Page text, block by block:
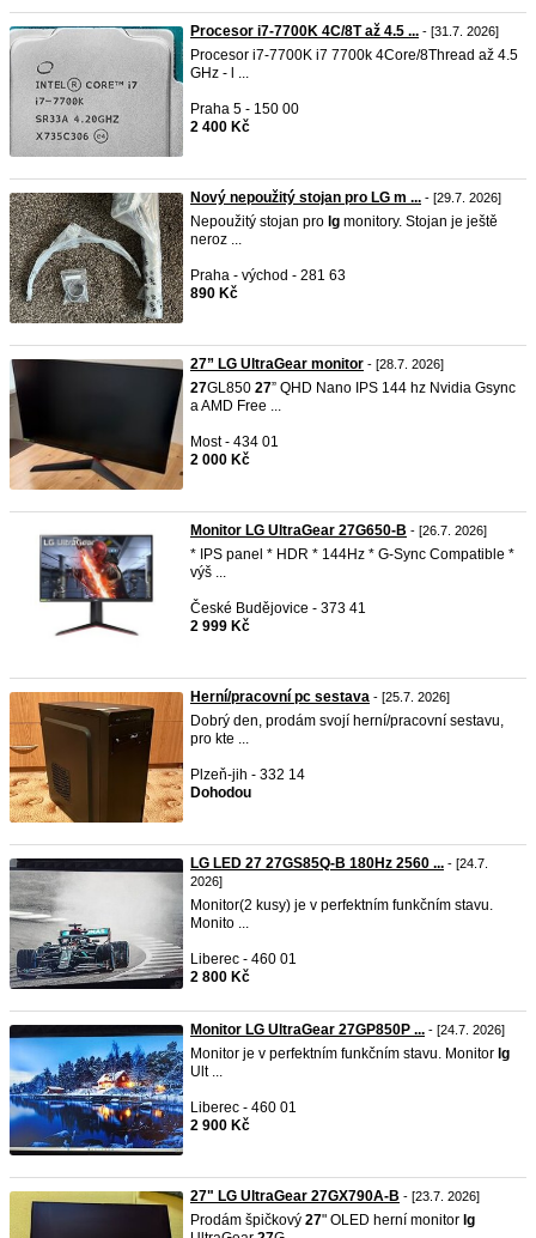
Procesor i7-7700K 4C/8T až 4.5 ... - [31.7. 2026]
Procesor i7-7700K i7 7700k 4Core/8Thread až 4.5
GHz - l ...
Praha 5 - 150 00
2 400 Kč
Nový nepoužitý stojan pro LG m ... - [29.7. 2026]
Nepoužitý stojan pro lg monitory. Stojan je ještě
neroz ...
Praha - východ - 281 63
890 Kč
27” LG UltraGear monitor - [28.7. 2026]
27GL850 27” QHD Nano IPS 144 hz Nvidia Gsync
a AMD Free ...
Most - 434 01
2 000 Kč
Monitor LG UltraGear 27G650-B - [26.7. 2026]
* IPS panel * HDR * 144Hz * G-Sync Compatible *
výš ...
České Budějovice - 373 41
2 999 Kč
Herní/pracovní pc sestava - [25.7. 2026]
Dobrý den, prodám svojí herní/pracovní sestavu,
pro kte ...
Plzeň-jih - 332 14
Dohodou
LG LED 27 27GS85Q-B 180Hz 2560 ... - [24.7.
2026]
Monitor(2 kusy) je v perfektním funkčním stavu.
Monito ...
Liberec - 460 01
2 800 Kč
Monitor LG UltraGear 27GP850P ... - [24.7. 2026]
Monitor je v perfektním funkčním stavu. Monitor lg
Ult ...
Liberec - 460 01
2 900 Kč
27" LG UltraGear 27GX790A-B - [23.7. 2026]
Prodám špičkový 27" OLED herní monitor lg